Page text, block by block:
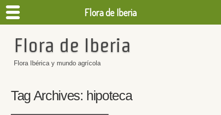
Flora de Iberia
Flora Ibérica y mundo agrícola
Tag Archives: hipoteca
Flora de Iberia